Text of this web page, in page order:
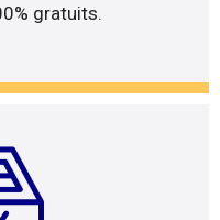
gratuits.